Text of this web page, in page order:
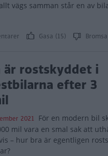
vägs samman står en av
Gasa (15)
är rostskyddet i
efter 3
2021 För en modern bil
mil vara en smal sak att
– hur bra är egentligen